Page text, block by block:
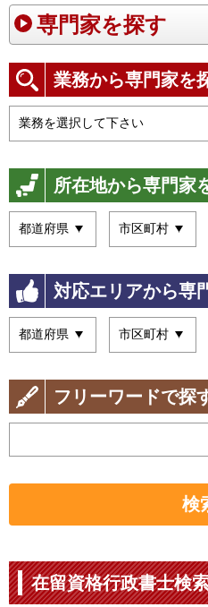
専門家を探す
業務から専門家を
所在地から専門家
対応エリアから専
フリーワードで探
検
在留資格行政書士検